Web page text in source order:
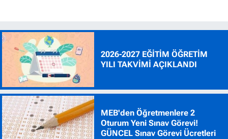
2026-2027 EĞİTİM ÖĞRETİM
YILI TAKVİMİ AÇIKLANDI
MEB'den Öğretmenlere 2
Oturum Yeni Sınav Görevi!
GÜNCEL Sınav Görevi Ücretleri